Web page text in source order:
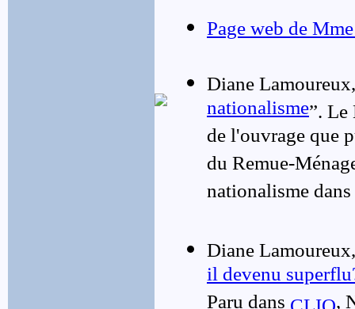
Page web de
Diane
nationalisme”. Le
de l'ouvrage que
du Remue-
nationalisme
Diane
il devenu